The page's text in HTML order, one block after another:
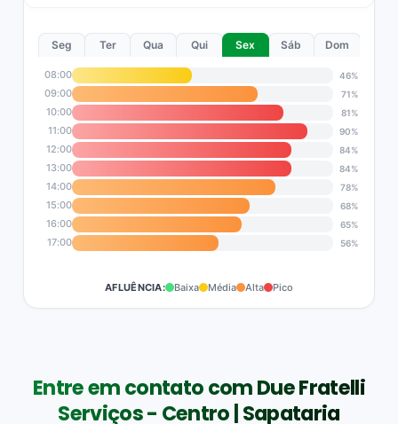
Seg Ter Qua Qui Sex Sáb Dom
08:00 46%
09:00 71%
10:00 81%
11:00 90%
12:00 84%
13:00 84%
14:00 78%
15:00 68%
16:00 65%
17:00 56%
AFLUÊNCIA: Baixa Média Alta Pico
Entre em contato com Due Fratelli
Serviços - Centro | Sapataria